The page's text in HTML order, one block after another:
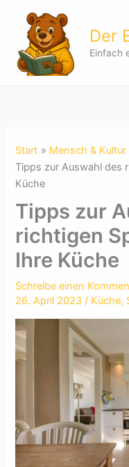
springen
Der
Einfach
Start Mensch & Kultur
Tipps zur Auswahl des
Küche
Tipps zur
richtigen
Ihre Küche
Schreibe einen
26. April 2023/ Küche,